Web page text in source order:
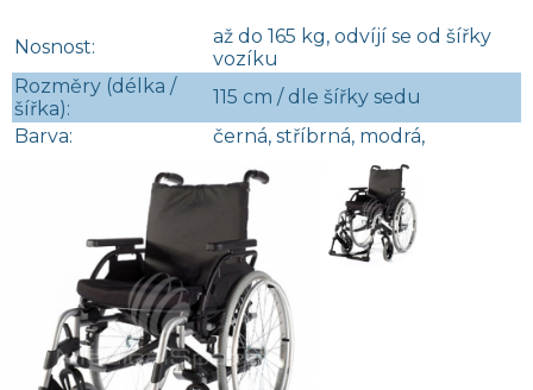
Nosnost:
až do 165 kg, odvíjí se od šířky
vozíku
Rozměry (délka /
šířka):
115 cm / dle šířky sedu
Barva:
černá, stříbrná, modrá,